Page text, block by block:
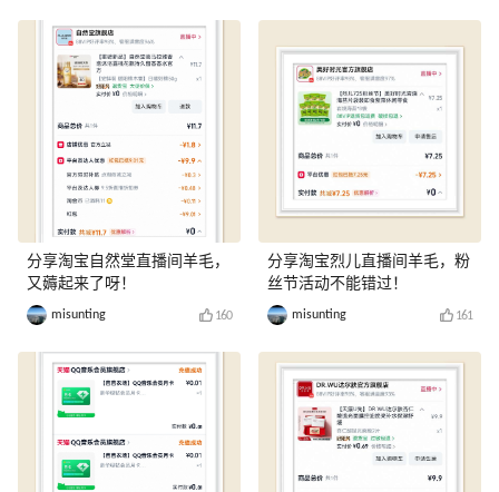
分享淘宝自然堂直播间羊毛，
又薅起来了呀！
misunting 160
分享淘宝烈儿直播间羊毛，粉
丝节活动不能错过！
misunting 161